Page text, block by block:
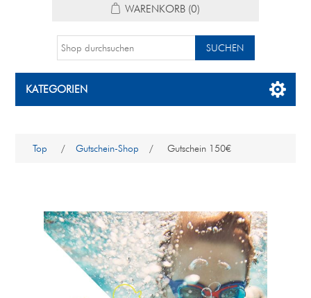
WARENKORB (0)
KATEGORIEN
Top / Gutschein-Shop / Gutschein 150€